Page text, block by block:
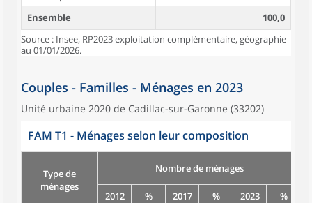
Ensemble
100,0
Source : Insee, RP2023 exploitation complémentaire, géographie
au 01/01/2026.
Couples - Familles - Ménages en 2023
Unité urbaine 2020 de Cadillac-sur-Garonne (33202)
FAM T1 - Ménages selon leur composition
Type de
ménages
Nombre de ménages
2012 % 2017 % 2023 %